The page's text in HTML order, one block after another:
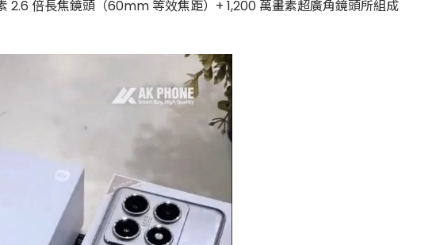
倍長焦鏡頭（60mm 等效焦距）+ 1,200 萬畫素超廣角鏡頭所組成